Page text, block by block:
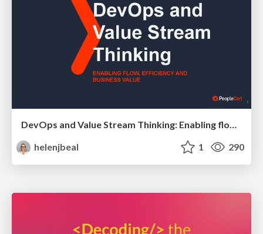
DevOps and Value Stream Thinking: Enabling flow, efficiency and business value
helenjbeal
1 290